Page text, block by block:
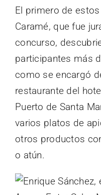
El primero de
Caramé, que fue
concurso,
participantes más
como se encargó
restaurante del
Puerto de Santa
varios platos de
otros productos
o atún.